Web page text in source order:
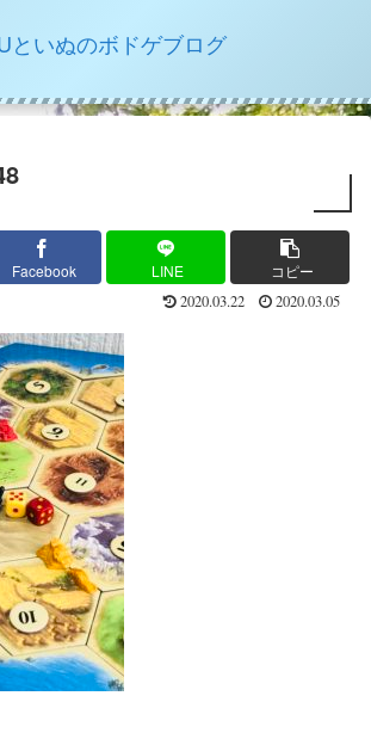
といぬのボドゲブログ
Facebook LINE
コピー
2020.03.22
2020.03.05